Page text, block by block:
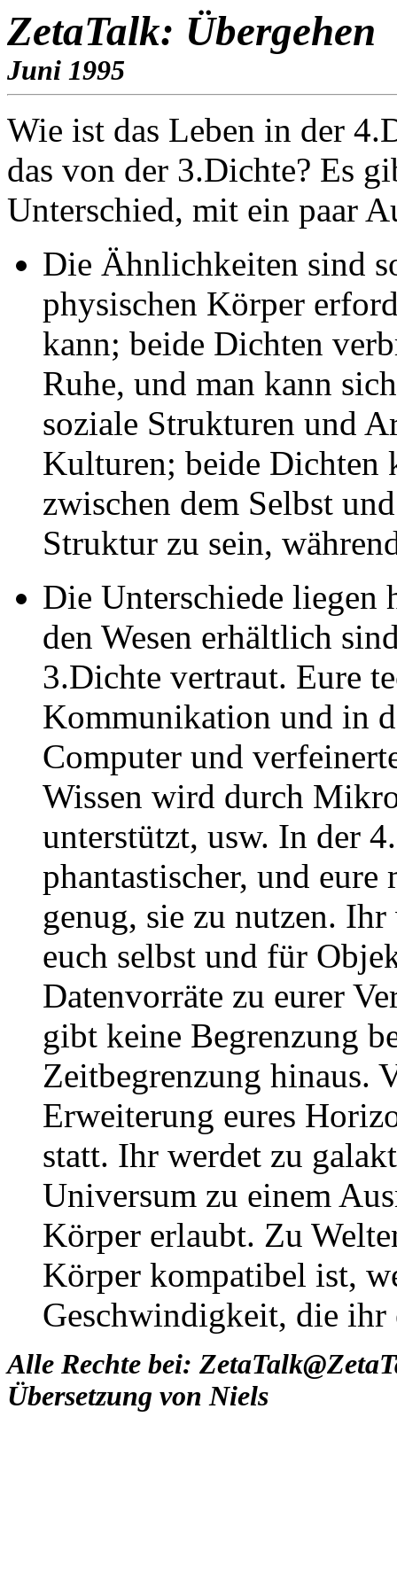
ZetaTalk: Übergehen
Juni 1995
Wie ist das Leben in der
das von der 3.Dichte? Es
Unterschied, mit ein paar
Die Ähnlichkeiten sind
physischen Körper
kann; beide Dichten
Ruhe, und man kann
soziale Strukturen und
Kulturen; beide Dichten
zwischen dem Selbst
Struktur zu sein,
Die Unterschiede liegen
den Wesen erhältlich
3.Dichte vertraut. Eure
Kommunikation und in
Computer und
Wissen wird durch
unterstützt, usw. In der
phantastischer, und
genug, sie zu nutzen.
euch selbst und für
Datenvorräte zu eurer
gibt keine Begrenzung
Zeitbegrenzung hinaus.
Erweiterung eures
statt. Ihr werdet zu
Universum zu einem
Körper erlaubt. Zu
Körper kompatibel ist,
Geschwindigkeit, die
Alle Rechte bei:
Übersetzung von Niels